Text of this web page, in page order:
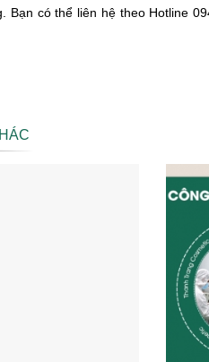
có thể liên hệ theo Hotline